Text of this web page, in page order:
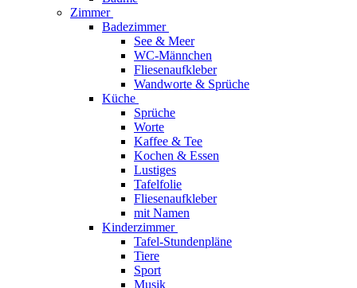
Zimmer
Badezimmer
See & Meer
WC-Männchen
Fliesenaufkleber
Wandworte & Sprüche
Küche
Sprüche
Worte
Kaffee & Tee
Kochen & Essen
Lustiges
Tafelfolie
Fliesenaufkleber
mit Namen
Kinderzimmer
Tafel-Stundenpläne
Tiere
Sport
Musik